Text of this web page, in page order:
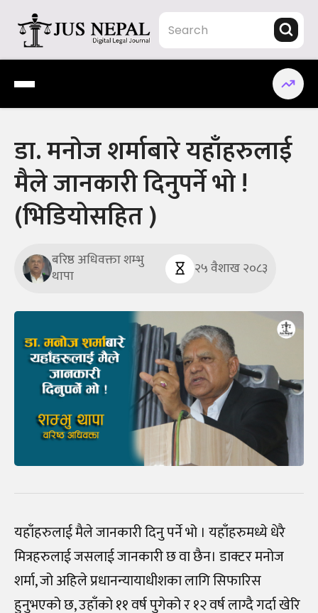
content
Jus Nepal | www.jusnepal.com
Digital Legal Journal
डा. मनोज शर्माबारे यहाँहरुलाई
मैले जानकारी दिनुपर्ने भो !
(भिडियोसहित )
बरिष्ठ अधिवक्ता शम्भु
थापा २५ वैशाख २०८३
यहाँहरुलाई मैले जानकारी दिनु पर्ने भो । यहाँहरुमध्ये धेरै
मित्रहरुलाई जसलाई जानकारी छ वा छैन। डाक्टर मनोज
शर्मा, जो अहिले प्रधानन्यायाधीशका लागि सिफारिस
हुनुभएको छ, उहाँको ११ वर्ष पुगेको र १२ वर्ष लाग्दै गर्दा खेरि